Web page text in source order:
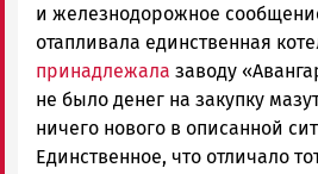
и железнодорожное
отапливала единственная
принадлежала заводу
не было денег на закупку
ничего нового в описанной
Единственное, что отличало